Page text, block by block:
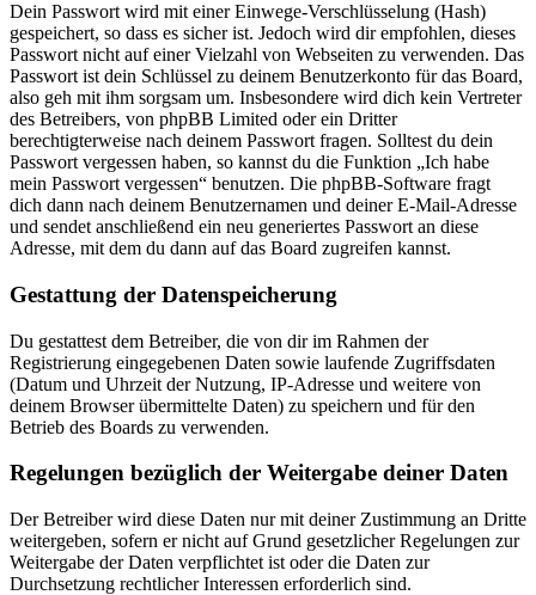
Dein Passwort wird mit einer Einwege-Verschlüsselung (Hash)
gespeichert, so dass es sicher ist. Jedoch wird dir empfohlen, dieses
Passwort nicht auf einer Vielzahl von Webseiten zu verwenden. Das
Passwort ist dein Schlüssel zu deinem Benutzerkonto für das Board,
also geh mit ihm sorgsam um. Insbesondere wird dich kein Vertreter
des Betreibers, von phpBB Limited oder ein Dritter
berechtigterweise nach deinem Passwort fragen. Solltest du dein
Passwort vergessen haben, so kannst du die Funktion „Ich habe
mein Passwort vergessen“ benutzen. Die phpBB-Software fragt
dich dann nach deinem Benutzernamen und deiner E-Mail-Adresse
und sendet anschließend ein neu generiertes Passwort an diese
Adresse, mit dem du dann auf das Board zugreifen kannst.
Gestattung der Datenspeicherung
Du gestattest dem Betreiber, die von dir im Rahmen der
Registrierung eingegebenen Daten sowie laufende Zugriffsdaten
(Datum und Uhrzeit der Nutzung, IP-Adresse und weitere von
deinem Browser übermittelte Daten) zu speichern und für den
Betrieb des Boards zu verwenden.
Regelungen bezüglich der Weitergabe deiner Daten
Der Betreiber wird diese Daten nur mit deiner Zustimmung an Dritte
weitergeben, sofern er nicht auf Grund gesetzlicher Regelungen zur
Weitergabe der Daten verpflichtet ist oder die Daten zur
Durchsetzung rechtlicher Interessen erforderlich sind.